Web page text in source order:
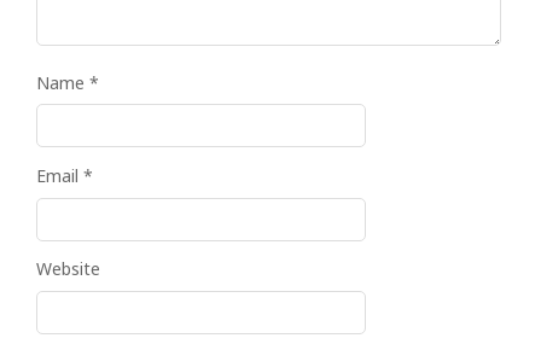
Name *
Email *
Website